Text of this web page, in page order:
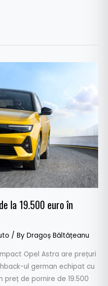
la 19.500 euro în
/ By Dragoș Băltățeanu
Opel Astra are prețuri
ul german echipat cu
preț de pornire de 19.500